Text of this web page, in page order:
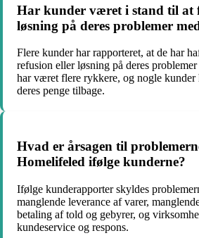
Har kunder været i stand til at
løsning på deres problemer
Flere kunder har rapporteret, at de har
refusion eller løsning på deres
har været flere rykkere, og nogle kunder
deres penge tilbage.
Hvad er årsagen til
Homelifeled ifølge kunderne?
Ifølge kunderapporter skyldes
manglende leverance af varer,
betaling af told og gebyrer, og
kundeservice og respons.